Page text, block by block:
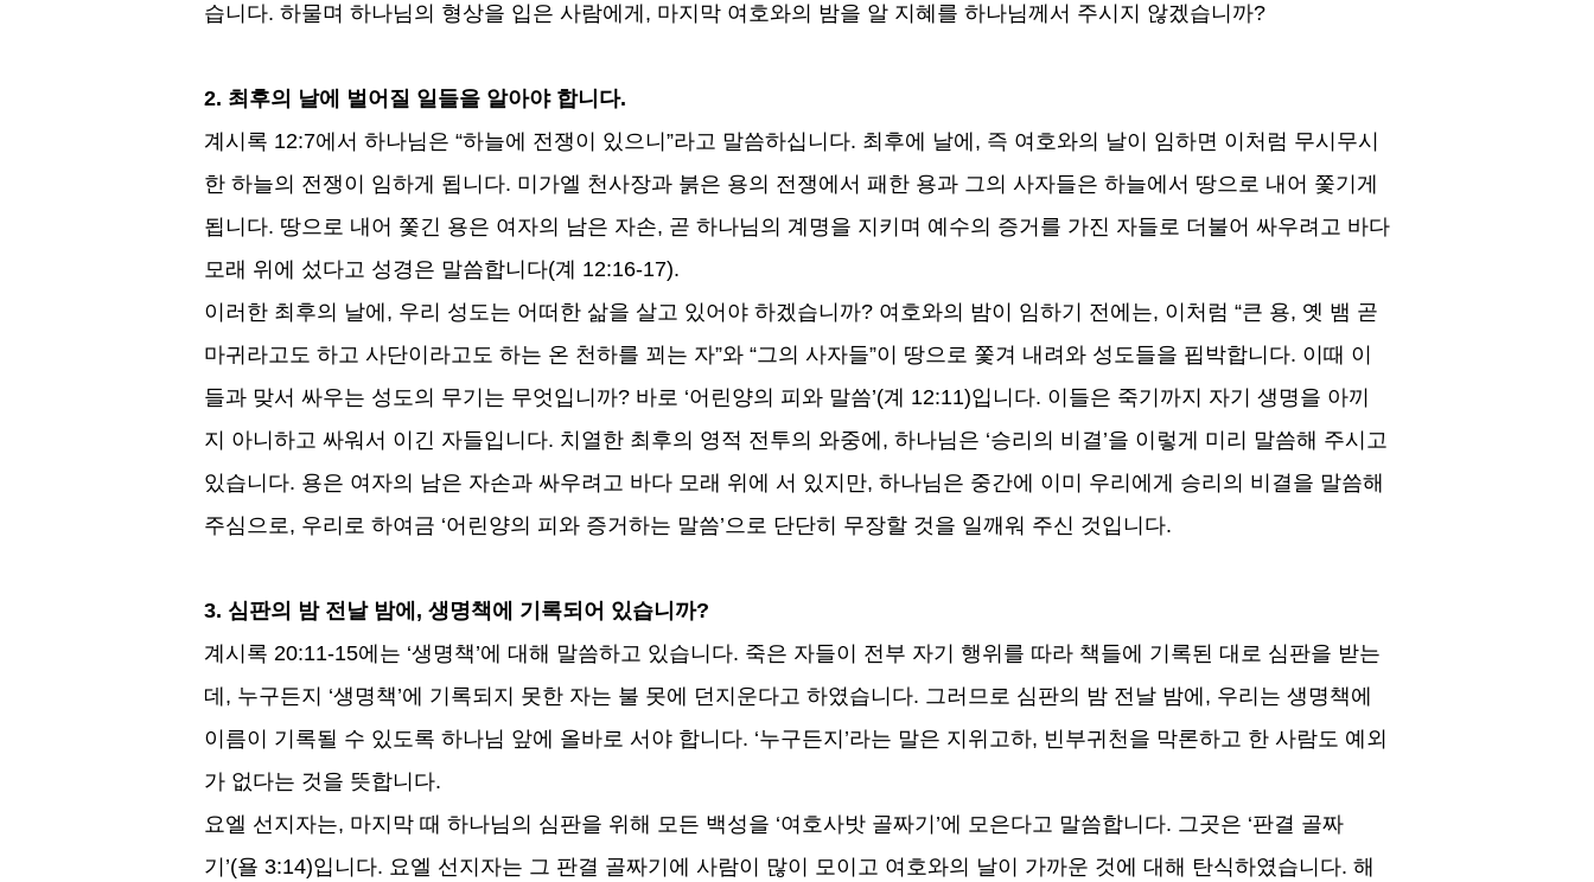
습니다. 하물며 하나님의 형상을 입은 사람에게 , 마지막 여호와의 밤을 알 지혜를 하나님께서 주시지 않겠습니까?
2. 최후의 날에 벌어질 일들을 알아야 합니다.
계시록 12:7에서 하나님은 “하늘에 전쟁이 있으니 ”라고 말씀하십니다. 최후에 날에 , 즉 여호와의 날이 임하면 이처럼 무시무시
한 하늘의 전쟁이 임하게 됩니다. 미가엘 천사장과 붉은 용의 전쟁에서 패한 용과 그의 사자들은 하늘에서 땅으로 내어 쫓기게
됩니다. 땅으로 내어 쫓긴 용은 여자의 남은 자손, 곧 하나님의 계명을 지키며 예수의 증거를 가진 자들로 더불어 싸우려고 바다
모래 위에 섰다고 성경은 말씀합니다(계 12:16-17).
이러한 최후의 날에 , 우리 성도는 어떠한 삶을 살고 있어야 하겠습니까? 여호와의 밤이 임하기 전에는, 이처럼 “큰 용, 옛 뱀 곧
마귀라고도 하고 사단이라고도 하는 온 천하를 꾀는 자”와 “그의 사자들”이 땅으로 쫓겨 내려와 성도들을 핍박합니다. 이때 이
들과 맞서 싸우는 성도의 무기는 무엇입니까? 바로 ‘어린양의 피와 말씀’(계 12:11)입니다. 이들은 죽기까지 자기 생명을 아끼
지 아니하고 싸워서 이긴 자들입니다. 치열한 최후의 영적 전투의 와중에 , 하나님은 ‘승리의 비결 ’을 이렇게 미리 말씀해 주시고
있습니다. 용은 여자의 남은 자손과 싸우려고 바다 모래 위에 서 있지만, 하나님은 중간에 이미 우리에게 승리의 비결을 말씀해
주심으로, 우리로 하여금 ‘어린양의 피와 증거하는 말씀’으로 단단히 무장할 것을 일깨워 주신 것입니다.
3. 심판의 밤 전날 밤에 , 생명책에 기록되어 있습니까?
계시록 20:11-15에는 ‘생명책’에 대해 말씀하고 있습니다. 죽은 자들이 전부 자기 행위를 따라 책들에 기록된 대로 심판을 받는
데 , 누구든지 ‘생명책’에 기록되지 못한 자는 불 못에 던지운다고 하였습니다. 그러므로 심판의 밤 전날 밤에 , 우리는 생명책에
이름이 기록될 수 있도록 하나님 앞에 올바로 서야 합니다. ‘누구든지 ’라는 말은 지위고하, 빈부귀천을 막론하고 한 사람도 예외
가 없다는 것을 뜻합니다.
요엘 선지자는, 마지막 때 하나님의 심판을 위해 모든 백성을 ‘여호사밧 골짜기 ’에 모은다고 말씀합니다. 그곳은 ‘판결 골짜
기 ’(욜 3:14)입니다. 요엘 선지자는 그 판결 골짜기에 사람이 많이 모이고 여호와의 날이 가까운 것에 대해 탄식하였습니다. 해